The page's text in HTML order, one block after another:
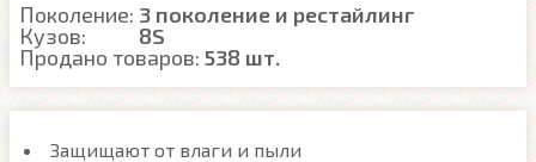
Поколение: 3 поколение и рестайлинг
Кузов:
8S
Продано товаров: 538 шт.
Защищают от влаги и пыли